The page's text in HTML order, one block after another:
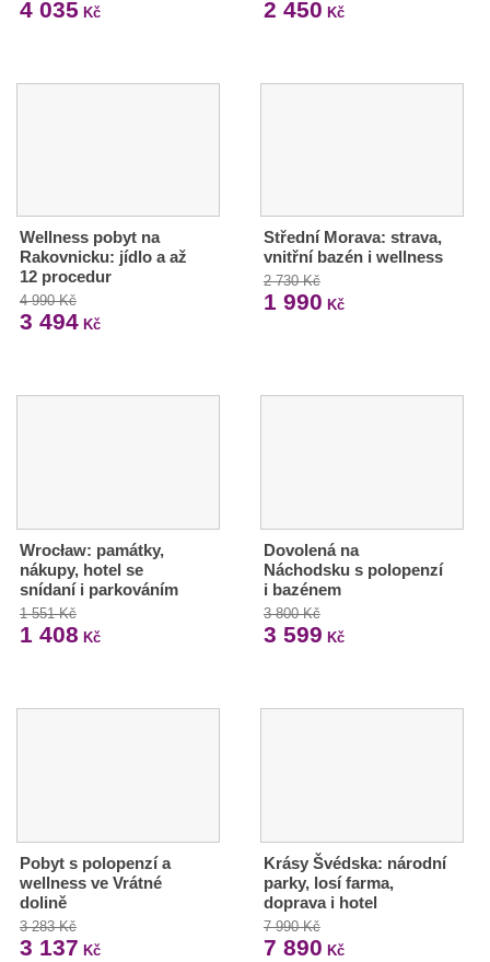
4 035 Kč 2 450 Kč
Wellness pobyt na
Rakovnicku: jídlo a až
12 procedur
4 990 Kč
3 494 Kč
Střední Morava: strava,
vnitřní bazén i wellness
2 730 Kč
1 990 Kč
Wrocław: památky,
nákupy, hotel se
snídaní i parkováním
1 551 Kč
1 408 Kč
Dovolená na
Náchodsku s polopenzí
i bazénem
3 800 Kč
3 599 Kč
Pobyt s polopenzí a
wellness ve Vrátné
dolině
3 283 Kč
3 137 Kč
Krásy Švédska: národní
parky, losí farma,
doprava i hotel
7 990 Kč
7 890 Kč